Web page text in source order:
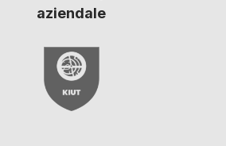
aziendale